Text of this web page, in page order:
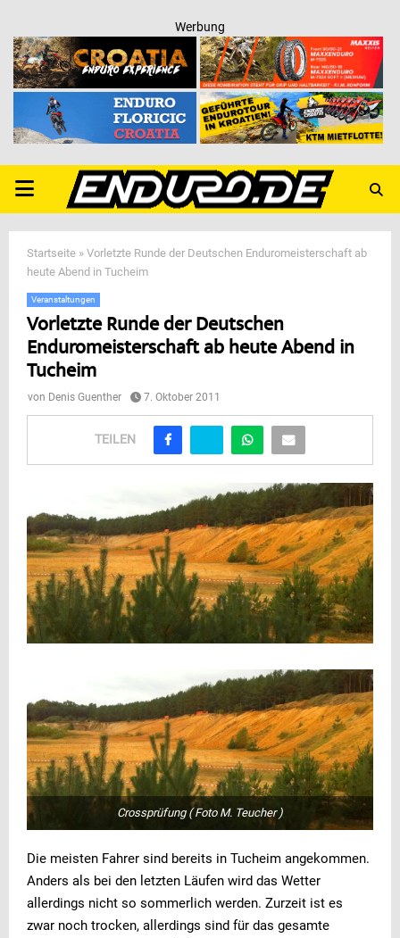
Werbung
PRIMARY
MENU
Startseite » Vorletzte Runde der Deutschen Enduromeisterschaft ab
heute Abend in Tucheim
Veranstaltungen
Vorletzte Runde der Deutschen
Enduromeisterschaft ab heute Abend in
Tucheim
von Denis Guenther 7. Oktober 2011
TEILEN
Crossprüfung ( Foto M. Teucher )
Die meisten Fahrer sind bereits in Tucheim angekommen.
Anders als bei den letzten Läufen wird das Wetter
allerdings nicht so sommerlich werden. Zurzeit ist es
zwar noch trocken, allerdings sind für das gesamte